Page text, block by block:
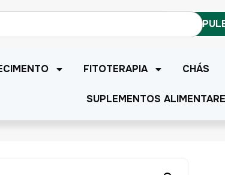
FITOTERAPIA CHÁS
SUPLEMENTOS